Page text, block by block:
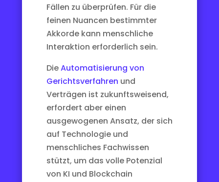
Fällen zu überprüfen. Für die
feinen Nuancen bestimmter
Akkorde kann menschliche
Interaktion erforderlich sein.
DieAutomatisierung von
Gerichtsverfahren und
Verträgen ist zukunftsweisend,
erfordert aber einen
ausgewogenen Ansatz, der sich
auf Technologie und
menschliches Fachwissen
stützt, um das volle Potenzial
von KI und Blockchain